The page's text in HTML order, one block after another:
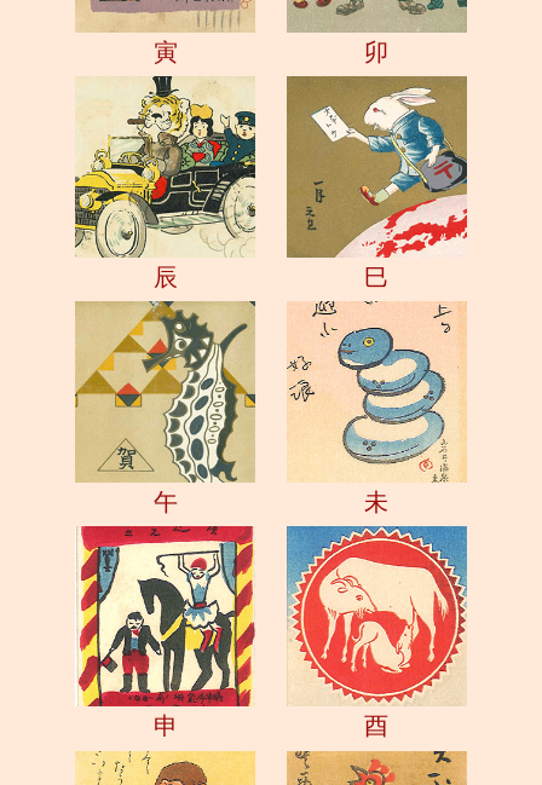
寅 卯
辰 巳
午 未
申 酉